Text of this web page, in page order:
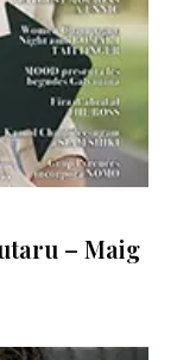
– Maig